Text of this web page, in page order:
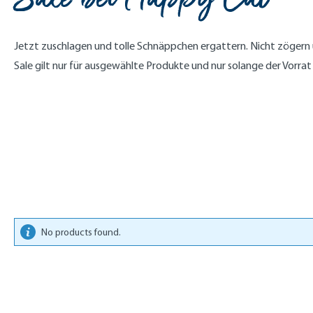
Jetzt zuschlagen und tolle Schnäppchen ergattern. Nicht zögern
Sale gilt nur für ausgewählte Produkte und nur solange der
No products found.